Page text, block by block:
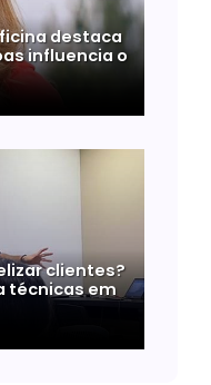
destaca
influencia o
clientes?
técnicas em